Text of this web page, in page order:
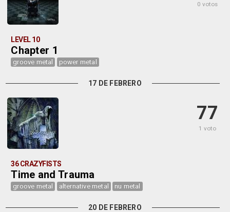
0 votos
LEVEL 10
Chapter 1
groove metal power metal
17 DE FEBRERO
77
1 voto
36 CRAZYFISTS
Time and Trauma
groove metal alternative metal nu metal
20 DE FEBRERO